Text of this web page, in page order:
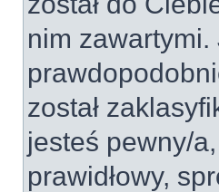
nim zawartymi.
został
jesteś pewny/
prawidłowy,